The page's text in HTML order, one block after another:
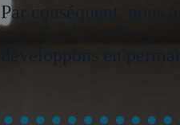
Par conséquent, nous
organisationnelles